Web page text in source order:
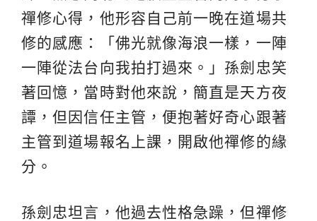
禪修心得，他形容自己前一晚在道場共
修的感應：「佛光就像海浪一樣，一陣
一陣從法台向我拍打過來。」孫劍忠笑
著回憶，當時對他來說，簡直是天方夜
譚，但因信任主管，便抱著好奇心跟著
主管到道場報名上課，開啟他禪修的緣
分。
孫劍忠坦言，他過去性格急躁，但禪修